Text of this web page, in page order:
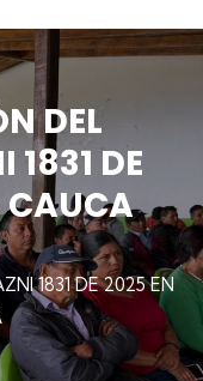
DEL
1831 DE
CAUCA
1831 DE 2025 EN